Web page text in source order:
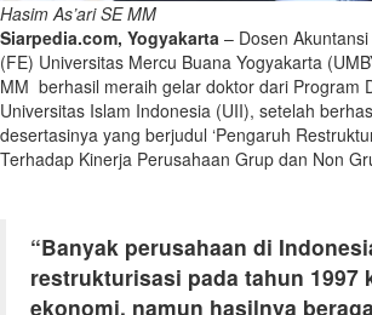
Hasim As’ari SE MM
Siarpedia.com, Yogyakarta – Dosen
(FE) Universitas Mercu Buana Yogyakarta
MM berhasil meraih gelar doktor dari Program
Universitas Islam Indonesia (UII), setelah
desertasinya yang berjudul ‘Pengaruh
Terhadap Kinerja Perusahaan Grup dan Non
“Banyak perusahaan di
restrukturisasi pada tahun 1997
ekonomi, namun hasilnya